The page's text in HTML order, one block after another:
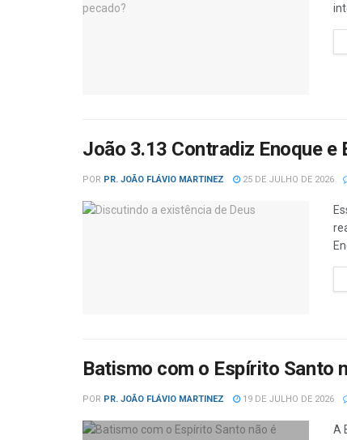
João 3.13 Contradiz Enoque e
POR PR. JOÃO FLÁVIO MARTINEZ 25 DE JULHO DE 2026
Batismo com o Espírito Santo
POR PR. JOÃO FLÁVIO MARTINEZ 19 DE JULHO DE 2026
A